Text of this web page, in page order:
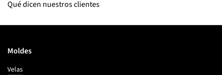
Qué dicen nuestros clientes
Moldes
Velas